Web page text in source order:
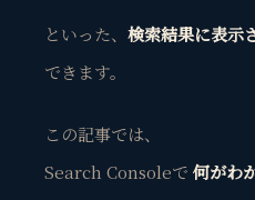
といった、 検索結果に表示
できます。
この記事では、
Search Consoleで 何がわ